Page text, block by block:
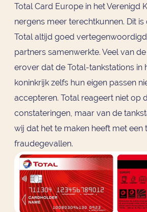
Total Card Europe in het Verenigd
nergens meer terechtkunnen. Dit
Total altijd goed
partners samenwerkte. Veel van
erover dat de Total-tankstations in
koninkrijk zelfs hun eigen passen
accepteren. Total reageert niet op
constateringen, maar van de
wij dat het te maken heeft met een
fraudegevallen.